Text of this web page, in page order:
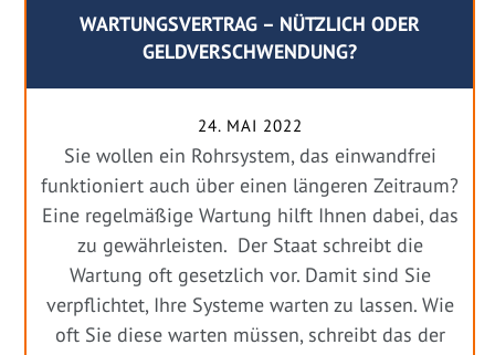
WARTUNGSVERTRAG – NÜTZLICH ODER
GELDVERSCHWENDUNG?
24. MAI 2022
Sie wollen ein Rohrsystem, das einwandfrei
funktioniert auch über einen längeren Zeitraum?
Eine regelmäßige Wartung hilft Ihnen dabei, das
zu gewährleisten. Der Staat schreibt die
Wartung oft gesetzlich vor. Damit sind Sie
verpflichtet, Ihre Systeme warten zu lassen. Wie
oft Sie diese warten müssen, schreibt das der